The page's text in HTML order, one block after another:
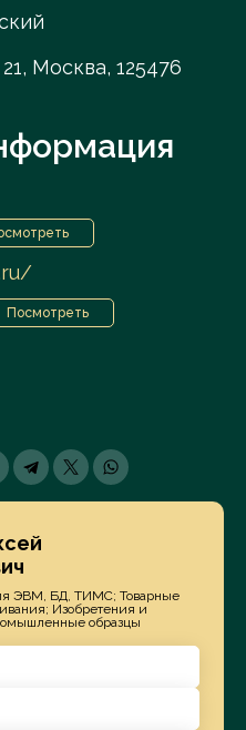
Москва, 125476
Посмотреть
ЭВМ, БД, ТИМС; Товарные
Изобретения и
образцы